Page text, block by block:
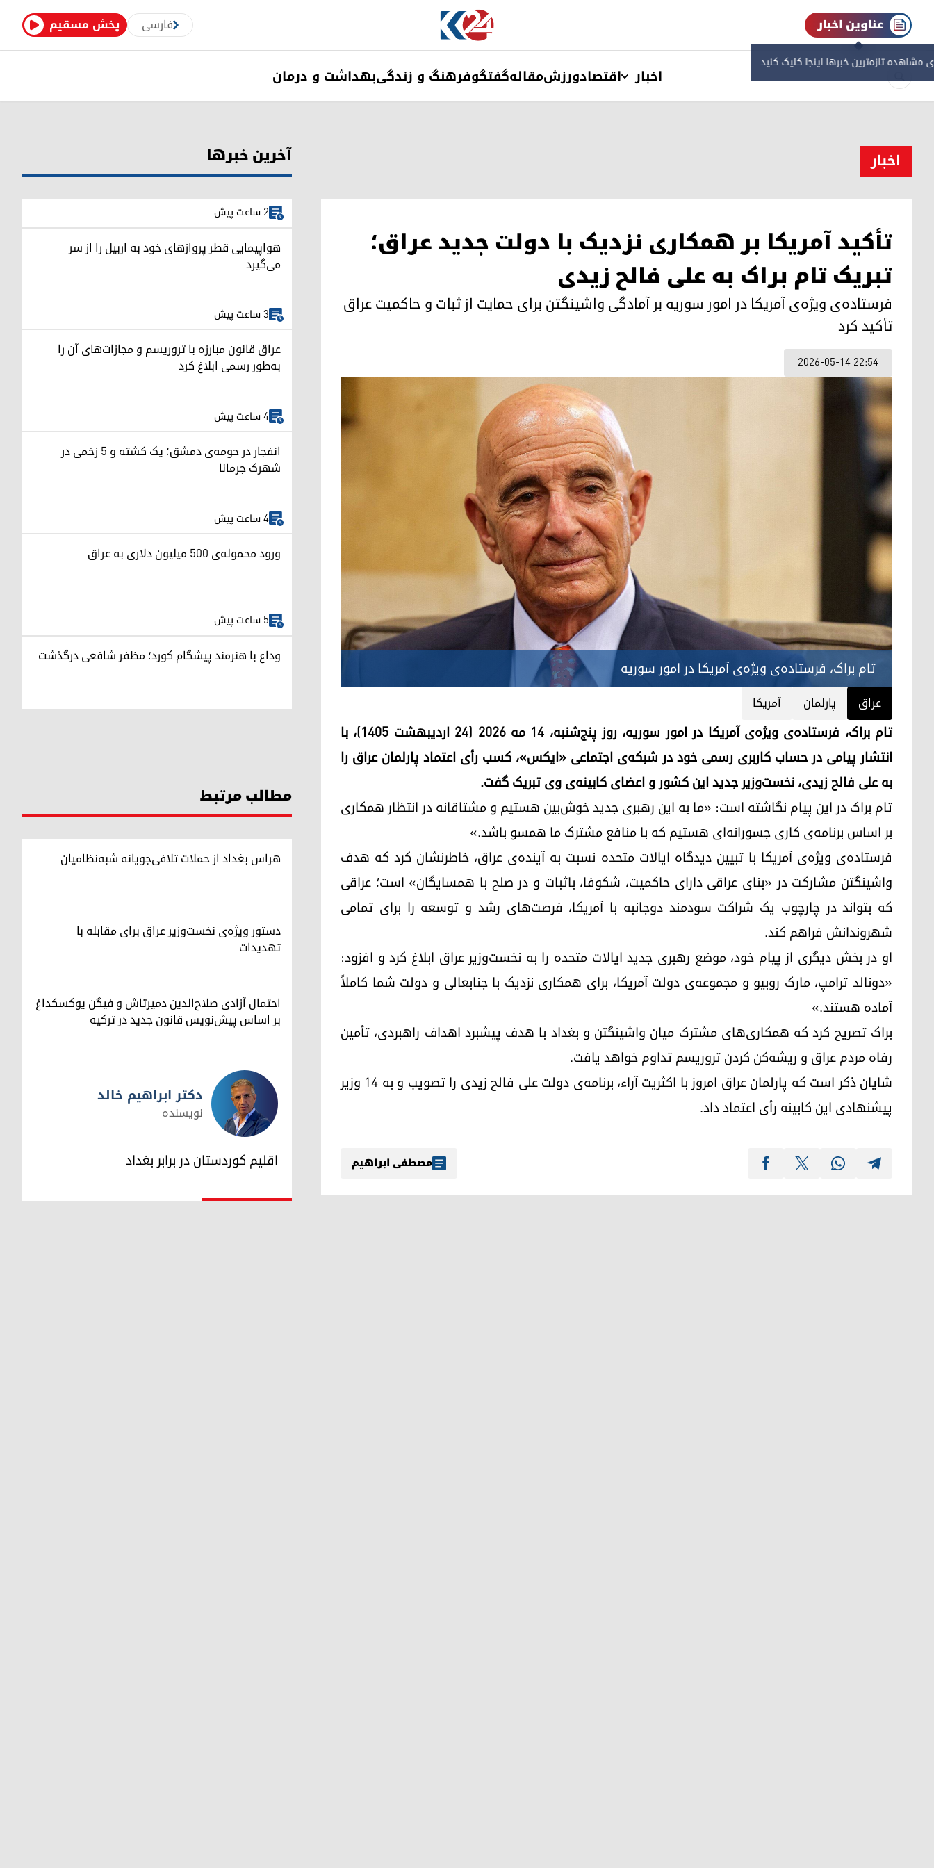
پخش مسقیم فارسی عناوین اخبار
مشاهده‌ تازه‌ترین خبرها اینجا کلیک کنید
اخبار اقتصادورزشمقالهگفتگوفرهنگ و زندگیبهداشت و درمان
اخبار
تأکید آمریکا بر همکاری نزدیک با دولت جدید عراق؛
تبریک تام براک به علی فالح زیدی
فرستاده‌ی ویژه‌ی آمریکا در امور سوریه بر آمادگی واشینگتن برای حمایت از ثبات و حاکمیت عراق
تأکید کرد
2026-05-14 22:54
تام براک، فرستاده‌ی ویژه‌ی آمریکا در امور سوریه
عراق پارلمان آمریکا
تام براک، فرستاده‌ی ویژه‌ی آمریکا در امور سوریه، روز پنج‌شنبه، ۱۴ مه ۲۰۲۶ (۲۴ اردیبهشت ۱۴۰۵)، با
انتشار پیامی در حساب کاربری رسمی خود در شبکه‌ی اجتماعی «ایکس»، کسب رأی اعتماد پارلمان عراق را
به علی فالح زیدی، نخست‌وزیر جدید این کشور و اعضای کابینه‌ی وی تبریک گفت.
تام براک در این پیام نگاشته است: «ما به این رهبری جدید خوش‌بین هستیم و مشتاقانه در انتظار همکاری
بر اساس برنامه‌ی کاری جسورانه‌ای هستیم که با منافع مشترک ما همسو باشد.»
فرستاده‌ی ویژه‌ی آمریکا با تبیین دیدگاه ایالات متحده نسبت به آینده‌ی عراق، خاطرنشان کرد که هدف
واشینگتن مشارکت در «بنای عراقی دارای حاکمیت، شکوفا، باثبات و در صلح با همسایگان» است؛ عراقی
که بتواند در چارچوب یک شراکت سودمند دوجانبه با آمریکا، فرصت‌های رشد و توسعه را برای تمامی
شهروندانش فراهم کند.
او در بخش دیگری از پیام خود، موضع رهبری جدید ایالات متحده را به نخست‌وزیر عراق ابلاغ کرد و افزود:
«دونالد ترامپ، مارک روبیو و مجموعه‌ی دولت آمریکا، برای همکاری نزدیک با جنابعالی و دولت شما کاملاً
آماده هستند.»
براک تصریح کرد که همکاری‌های مشترک میان واشینگتن و بغداد با هدف پیشبرد اهداف راهبردی، تأمین
رفاه مردم عراق و ریشه‌کن کردن تروریسم تداوم خواهد یافت.
شایان ذکر است که پارلمان عراق امروز با اکثریت آراء، برنامه‌ی دولت علی فالح زیدی را تصویب و به ۱۴ وزیر
پیشنهادی این کابینه رأی اعتماد داد.
مصطفی ابراهیم
آخرین خبرها
2 ساعت پیش
هواپیمایی قطر پروازهای خود به اربیل را از سر
می‌گیرد
3 ساعت پیش
عراق قانون مبارزه با تروریسم و مجازات‌های آن را
به‌طور رسمی ابلاغ کرد
4 ساعت پیش
انفجار در حومه‌ی دمشق؛ یک کشته و ۵ زخمی در
شهرک جرمانا
4 ساعت پیش
ورود محموله‌ی ۵۰۰ میلیون دلاری به عراق
5 ساعت پیش
وداع با هنرمند پیشگام کورد؛ مظفر شافعی درگذشت
مطالب مرتبط
هراس بغداد از حملات تلافی‌جویانه شبه‌نظامیان
دستور ویژه‌ی نخست‌وزیر عراق برای مقابله با
تهدیدات
احتمال آزادی صلاح‌الدین دمیرتاش و فیگن یوکسکداغ
بر اساس پیش‌نویس قانون جدید در ترکیه
دکتر ابراهیم خالد
دکتر ابراهیم خالد
نویسنده
اقلیم کوردستان در برابر بغداد